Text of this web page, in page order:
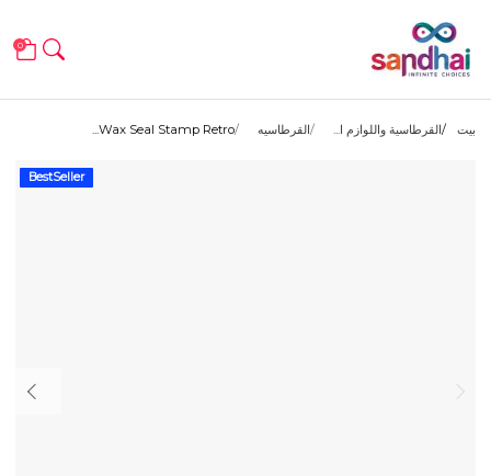
0
بيت القرطاسية واللوازم ا... القرطاسيه Wax Seal Stamp Retro...
BestSeller